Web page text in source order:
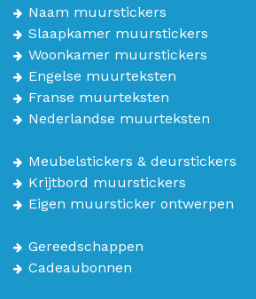
Naam muurstickers
Slaapkamer muurstickers
Woonkamer muurstickers
Engelse muurteksten
Franse muurteksten
Nederlandse muurteksten
Meubelstickers & deurstickers
Krijtbord muurstickers
Eigen muursticker ontwerpen
Gereedschappen
Cadeaubonnen